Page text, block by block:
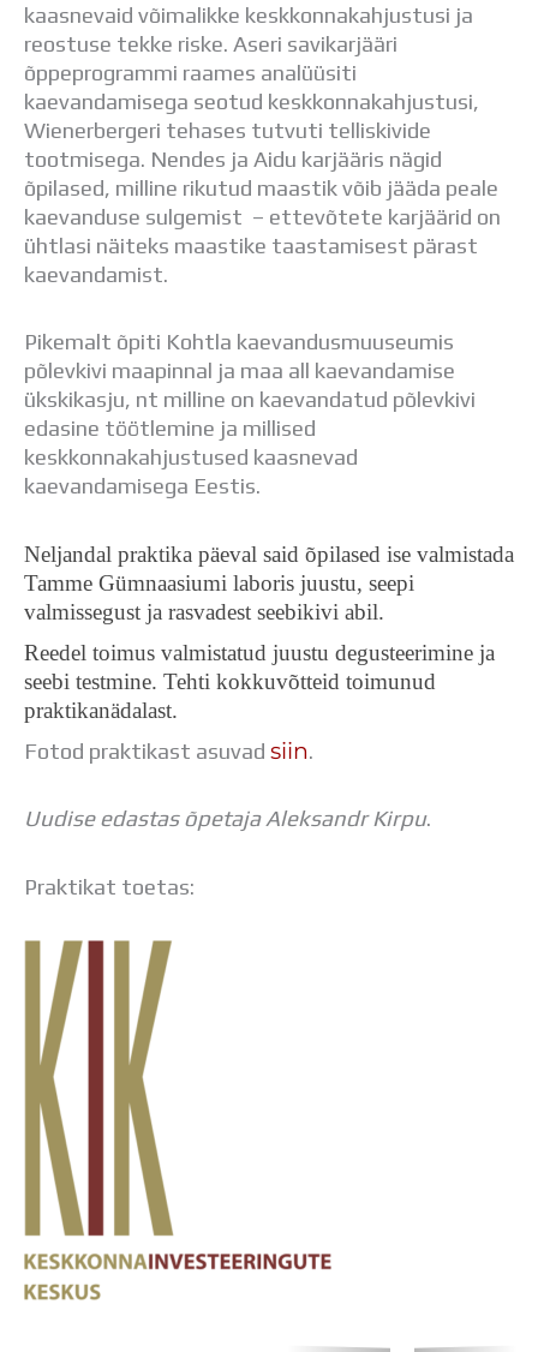
kaasnevaid võimalikke keskkonnakahjustusi ja
reostuse tekke riske. Aseri savikarjääri
õppeprogrammi raames analüüsiti
kaevandamisega seotud keskkonnakahjustusi,
Wienerbergeri tehases tutvuti telliskivide
tootmisega. Nendes ja Aidu karjääris nägid
õpilased, milline rikutud maastik võib jääda peale
kaevanduse sulgemist – ettevõtete karjäärid on
ühtlasi näiteks maastike taastamisest pärast
kaevandamist.
Pikemalt õpiti Kohtla kaevandusmuuseumis
põlevkivi maapinnal ja maa all kaevandamise
ükskikasju, nt milline on kaevandatud põlevkivi
edasine töötlemine ja millised
keskkonnakahjustused kaasnevad
kaevandamisega Eestis.
Neljandal praktika päeval said õpilased ise valmistada
Tamme Gümnaasiumi laboris juustu, seepi
valmissegust ja rasvadest seebikivi abil.
Reedel toimus valmistatud juustu degusteerimine ja
seebi testmine. Tehti kokkuvõtteid toimunud
praktikanädalast.
Fotod praktikast asuvad siin.
Uudise edastas õpetaja Aleksandr Kirpu.
Praktikat toetas: